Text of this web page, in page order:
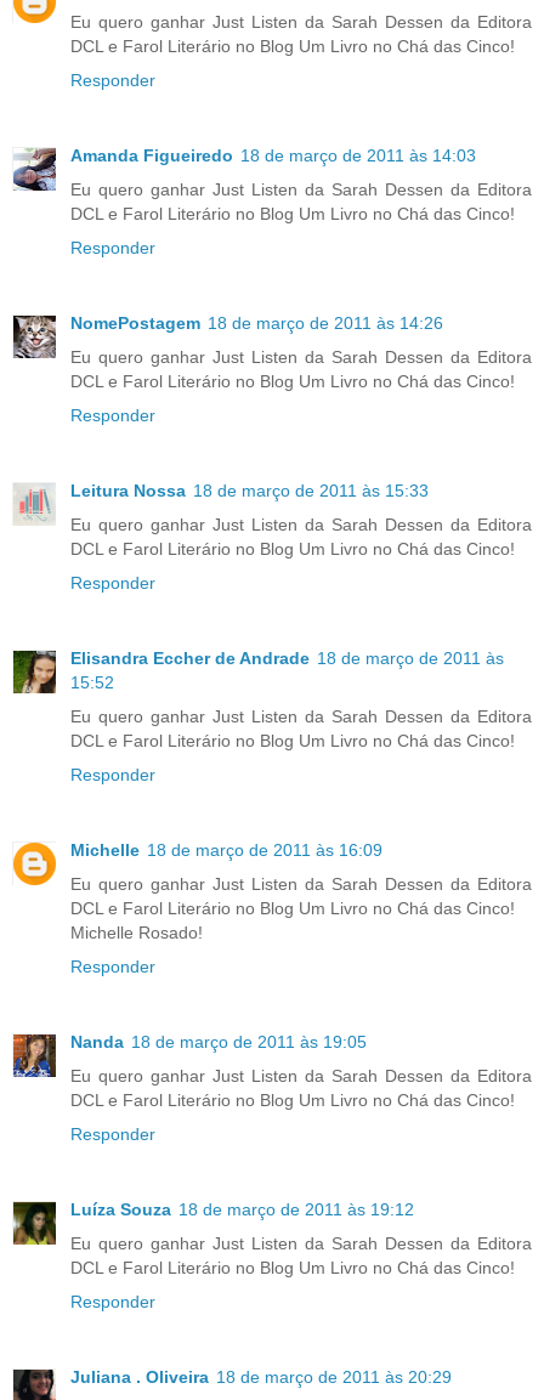
Eu quero ganhar Just Listen da Sarah Dessen da Editora
DCL e Farol Literário no Blog Um Livro no Chá das Cinco!
Responder
Amanda Figueiredo 18 de março de 2011 às 14:03
Eu quero ganhar Just Listen da Sarah Dessen da Editora
DCL e Farol Literário no Blog Um Livro no Chá das Cinco!
Responder
NomePostagem 18 de março de 2011 às 14:26
Eu quero ganhar Just Listen da Sarah Dessen da Editora
DCL e Farol Literário no Blog Um Livro no Chá das Cinco!
Responder
Leitura Nossa 18 de março de 2011 às 15:33
Eu quero ganhar Just Listen da Sarah Dessen da Editora
DCL e Farol Literário no Blog Um Livro no Chá das Cinco!
Responder
Elisandra Eccher de Andrade 18 de março de 2011 às
15:52
Eu quero ganhar Just Listen da Sarah Dessen da Editora
DCL e Farol Literário no Blog Um Livro no Chá das Cinco!
Responder
Michelle 18 de março de 2011 às 16:09
Eu quero ganhar Just Listen da Sarah Dessen da Editora
DCL e Farol Literário no Blog Um Livro no Chá das Cinco!
Michelle Rosado!
Responder
Nanda 18 de março de 2011 às 19:05
Eu quero ganhar Just Listen da Sarah Dessen da Editora
DCL e Farol Literário no Blog Um Livro no Chá das Cinco!
Responder
Luíza Souza 18 de março de 2011 às 19:12
Eu quero ganhar Just Listen da Sarah Dessen da Editora
DCL e Farol Literário no Blog Um Livro no Chá das Cinco!
Responder
Juliana . Oliveira 18 de março de 2011 às 20:29